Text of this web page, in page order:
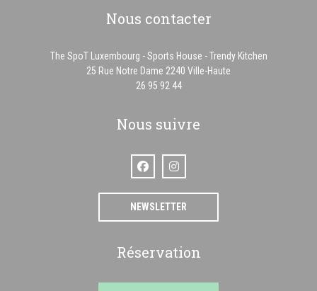
Nous contacter
The SpoT Luxembourg - Sports House - Trendy Kitchen
25 Rue Notre Dame 2240 Ville-Haute
26 95 92 44
Nous suivre
Facebook ((ouvre une nouvelle fenêtre))
Instagram ((ouvre une nouvelle
NEWSLETTER
Réservation